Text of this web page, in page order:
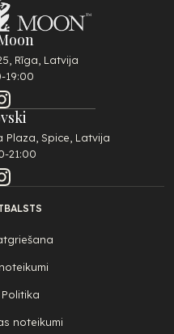
Rīga, Latvija
19:00
Plaza, Spice, Latvija
21:00
noteikumi